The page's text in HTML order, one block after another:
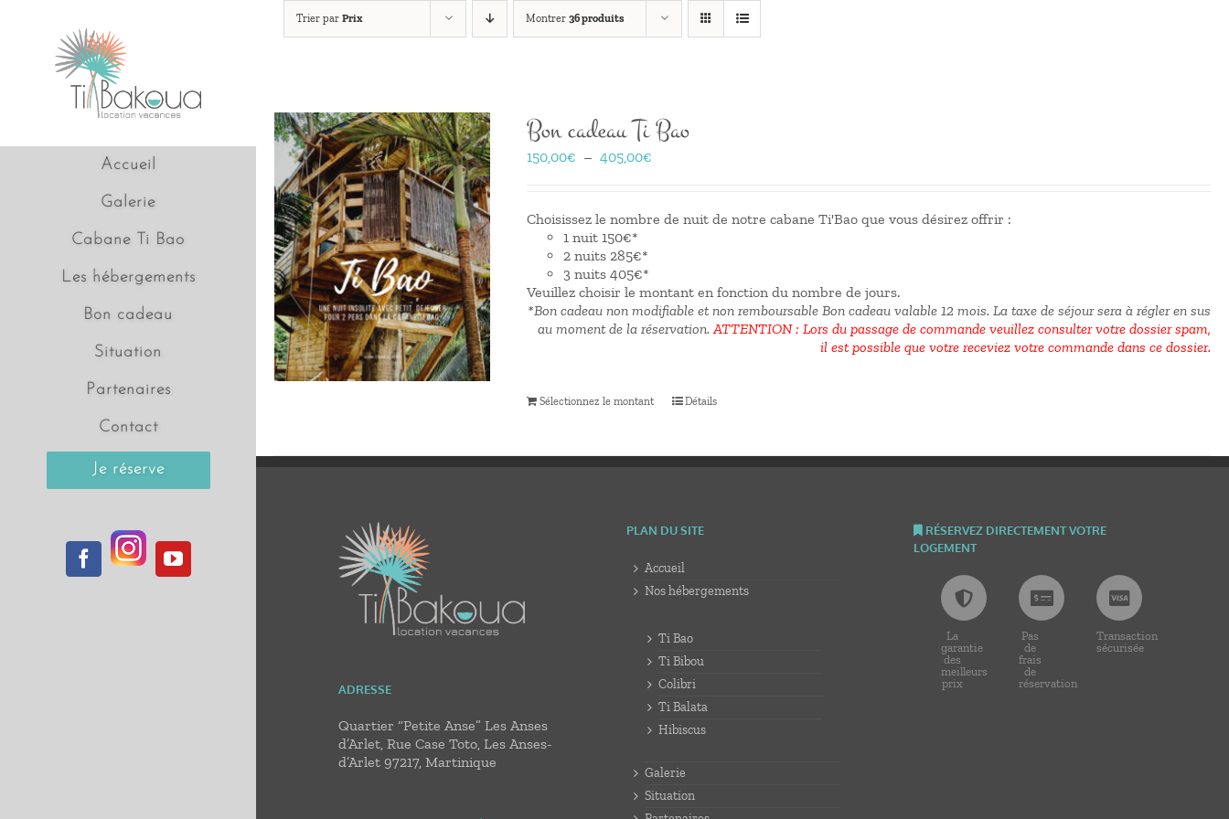
Accueil
Galerie
Cabane Ti Bao
Les hébergements
Bon cadeau
Situation
Partenaires
Contact
Je réserve
Facebook
Instagram
YouTube
Trier par Prix Montrer 36 produits
Bon cadeau Ti Bao
150,00€ – 405,00€
150,00€
à
Choisissez le nombre de nuit de notre cabane Ti'Bao que vous désirez offrir :
1 nuit 150€*
2 nuits 285€*
3 nuits 405€*
Veuillez choisir le montant en fonction du nombre de jours.
*Bon cadeau non modifiable et non remboursable Bon cadeau valable 12 mois. La taxe de séjour sera à régler en sus
au moment de la réservation.ATTENTION : Lors du passage de commande veuillez consulter votre dossier spam,
il est possible que votre receviez votre commande dans ce dossier.
Sélectionnez le montant Détails
ADRESSE
Quartier “Petite Anse” Les Anses
d’Arlet, Rue Case Toto, Les Anses-
d’Arlet 97217, Martinique
PLAN DU SITE
Accueil
Nos hébergements
Ti Bao
Ti Bibou
Colibri
Ti Balata
Hibiscus
Galerie
Situation
RÉSERVEZ DIRECTEMENT VOTRE
LOGEMENT
La
garantie
des
meilleurs
prix
Pas
de
frais
de
réservation
Transaction
sécurisée